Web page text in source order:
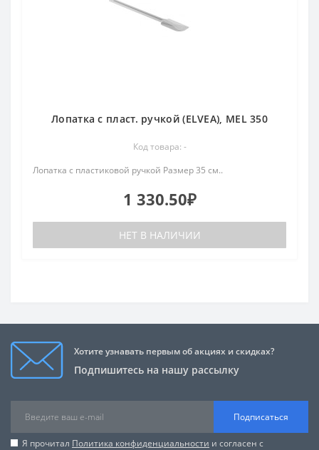
Лопатка с пласт. ручкой (ELVEA), MEL 350
Код товара: -
Лопатка с пластиковой ручкой Размер 35 см..
1 330.50₽
НЕТ В НАЛИЧИИ
Хотите узнавать первым об акциях и скидках?
Подпишитесь на нашу рассылку
Подписаться
Я прочитал Политика конфиденциальности и согласен с